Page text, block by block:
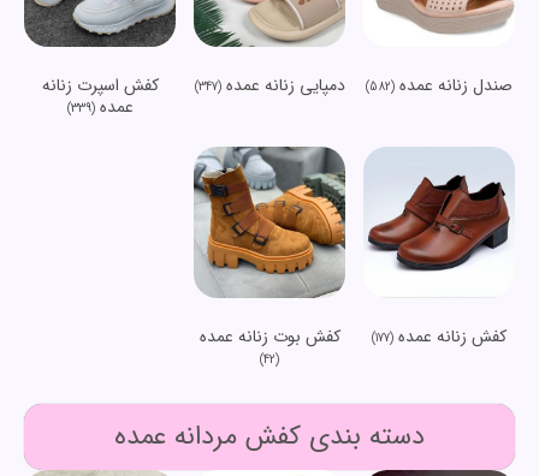
صندل زنانه عمده (582) دمپایی زنانه عمده(347)
کفش اسپرت زنانه
عمده(339)
کفش زنانه عمده (177) کفش بوت زنانه عمده
(42)
دسته بندی کفش مردانه عمده